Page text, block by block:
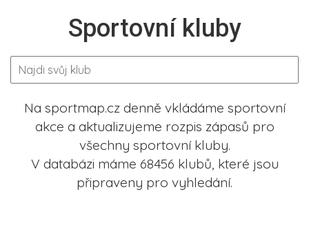
Sportovní kluby
Na sportmap.cz denně vkládáme sportovní
akce a aktualizujeme rozpis zápasů pro
všechny sportovní kluby.
V databázi máme 68456 klubů, které jsou
připraveny pro vyhledání.